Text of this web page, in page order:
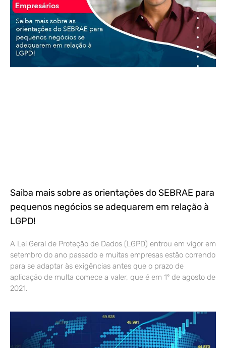
Saiba mais sobre as orientações do SEBRAE para
pequenos negócios se adequarem em relação à
LGPD!
A Lei Geral de Proteção de Dados (LGPD) entrou em vigor em
setembro do ano passado e muitas empresas estão correndo
para se adaptar às exigências antes que o prazo de
aplicação de multa comece a valer, que é em 1º de agosto de
2021.